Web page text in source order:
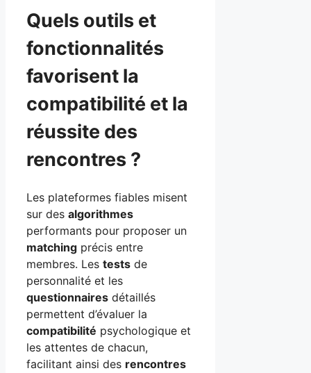
Quels outils et
fonctionnalités
favorisent la
compatibilité et la
réussite des
rencontres ?
Les plateformes fiables misent
sur des algorithmes
performants pour proposer un
matching précis entre
membres. Les tests de
personnalité et les
questionnaires détaillés
permettent d’évaluer la
compatibilité psychologique et
les attentes de chacun,
facilitant ainsi des rencontres